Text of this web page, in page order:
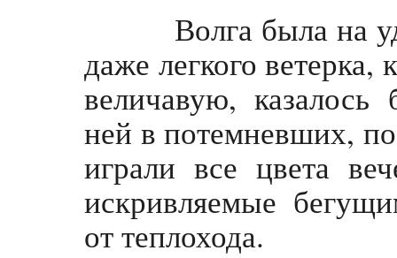
Волга была на
даже легкого
величавую,
ней в потемневших,
играли все цвета
искривляемые
от теплохода.